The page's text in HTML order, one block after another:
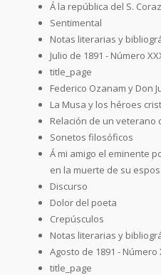
Á la república del S.
Sentimental
Notas literarias y
Julio de 1891 - Número
title_page
Federico Ozanam y Don
La Musa y los héroes
Relación de un veterano
Sonetos filosóficos
Á mi amigo el eminente
en la muerte de su
Discurso
Dolor del poeta
Crepúsculos
Notas literarias y
Agosto de 1891 - Número
title_page